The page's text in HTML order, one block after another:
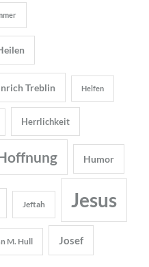
Treblin Helfen
Herrlichkeit
Humor
Jeftah Jesus
M. Hull Josef